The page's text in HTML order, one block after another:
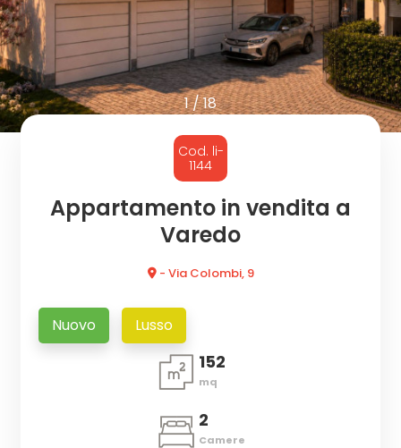
1/18
Cod. li-
1144
Appartamento in vendita a
Varedo
- Via Colombi, 9
Nuovo Lusso
152
mq
2
Camere
ACQUISIZIONE
LAVORA
Scegli
dove
cercare
Comune
Tipologia